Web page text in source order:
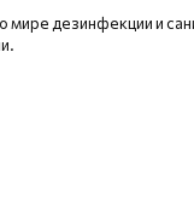
мире дезинфекции и